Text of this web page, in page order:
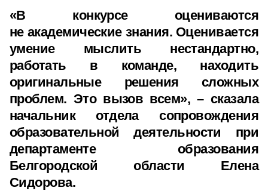
«В конкурсе оцениваются
не академические знания. Оценивается
умение мыслить нестандартно,
работать в команде, находить
оригинальные решения сложных
проблем. Это вызов всем», – сказала
начальник отдела сопровождения
образовательной деятельности при
департаменте образования
Белгородской области Елена
Сидорова.